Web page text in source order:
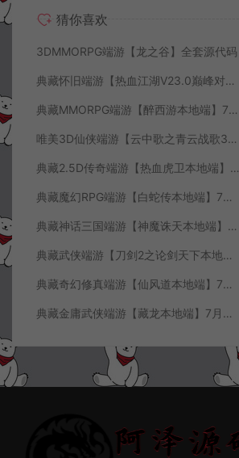
猜你喜欢
3DMMORPG端游【龙之谷】全套源代码
典藏怀旧端游【热血江湖V23.0巅峰对决】7月最新整理Win一键服务端+GS源码+百宝阁+在线GM工具+PC客户端+详细搭建教程
典藏MMORPG端游【醉西游本地端】7月最新整理Win一键服务端+GM授权后台+PC客户端+详细搭建教程
唯美3D仙侠端游【云中歌之青云战歌3D本地端】7月最新整理Win一键服务端+GM工具+PC客户端+详细搭建教程
典藏2.5D传奇端游【热血虎卫本地端】7月最新整理Win一键服务端+充值教程+PC客户端+详细搭建教程
典藏魔幻RPG端游【白蛇传本地端】7月最新整理Win一键服务端+GM工具+PC客户端+详细搭建教程
典藏神话三国端游【神魔诛天本地端】7月最新整理Win一键服务端+充值教程+PC客户端+详细搭建教程
典藏武侠端游【刀剑2之论剑天下本地端】7月最新整理Win一键服务端+GM工具+PC客户端+详细搭建教程
典藏奇幻修真端游【仙风道本地端】7月最新整理Win一键服务端+GM工具+PC客户端+详细搭建教程
典藏金庸武侠端游【藏龙本地端】7月最新整理Win一键服务端+GM工具+PC客户端+详细搭建教程